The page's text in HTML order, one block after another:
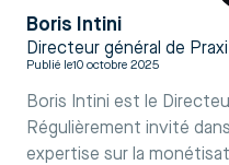
Boris Intini
Directeur général de
Publié le10 octobre 2025
Boris Intini est le
Régulièrement invité
expertise sur la